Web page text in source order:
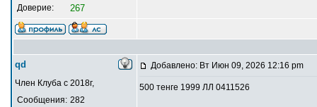
Доверие: 267
qd
Член Клуба с 2018г,
Сообщения: 282
Добавлено: Вт Июн 09, 2026 12:16 pm
500 тенге 1999 ЛЛ 0411526